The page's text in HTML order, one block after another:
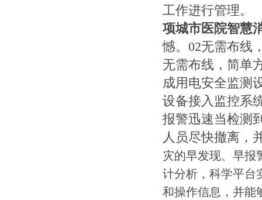
工作进行管理。
项城市医院智慧
憾。02无需布线
无需布线，简单
成用电安全监测
设备接入监控系
报警迅速当检测
人员尽快撤离，
灾的早发现、早报
计分析，科学平台
和操作信息，并能